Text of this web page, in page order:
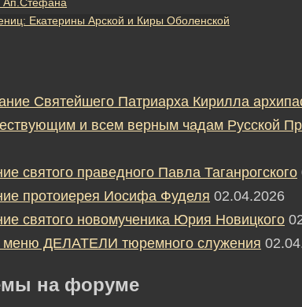
Екатерины Арской и Киры Оболенской
Святейшего Патриарха Кирилла
и всем верным чадам Русской
святого праведного Павла Таганрогского
протоиерея Иосифа Фуделя 02.04.2026
святого новомученика Юрия Новицкого
меню ДЕЛАТЕЛИ тюремного служения
на форуме